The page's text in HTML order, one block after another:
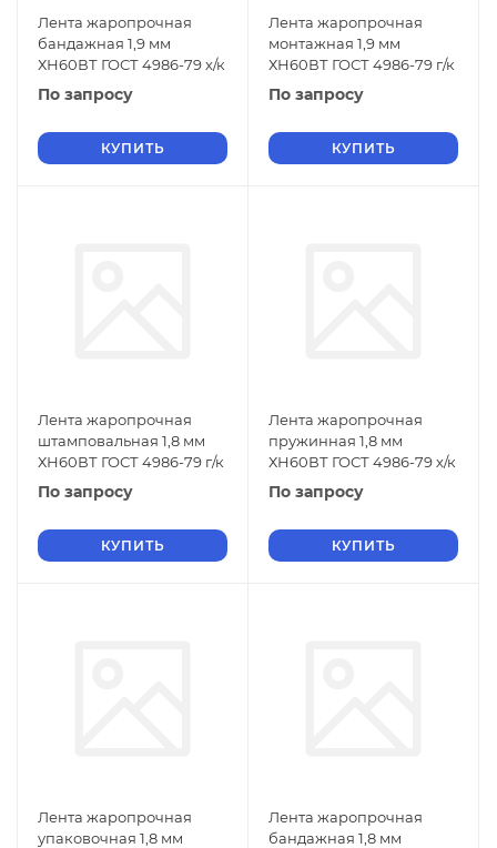
Лента жаропрочная
бандажная 1,9 мм
ХН60ВТ ГОСТ 4986-79 х/к
По запросу
КУПИТЬ
Лента жаропрочная
монтажная 1,9 мм
ХН60ВТ ГОСТ 4986-79 г/к
По запросу
КУПИТЬ
Лента жаропрочная
штамповальная 1,8 мм
ХН60ВТ ГОСТ 4986-79 г/к
По запросу
КУПИТЬ
Лента жаропрочная
пружинная 1,8 мм
ХН60ВТ ГОСТ 4986-79 х/к
По запросу
КУПИТЬ
Лента жаропрочная
упаковочная 1,8 мм
Лента жаропрочная
бандажная 1,8 мм